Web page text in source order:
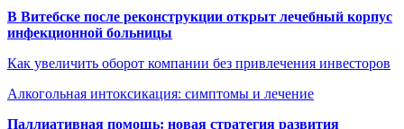
В Витебске после реконструкции открыт лечебный корпус
инфекционной больницы
Как увеличить оборот компании без привлечения инвесторов
Алкогольная интоксикация: симптомы и лечение
Паллиативная помощь: новая стратегия развития